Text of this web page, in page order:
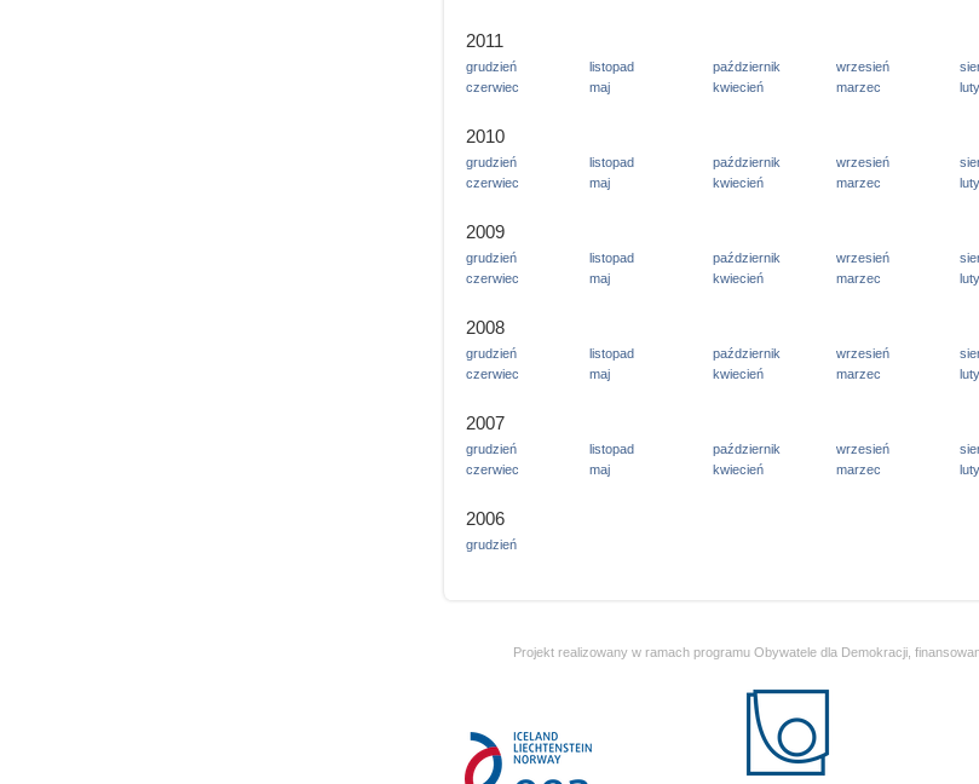
2011
grudzień listopad październik wrzesień
czerwiec
maj kwiecień marzec luty
2010
grudzień listopad październik wrzesień
czerwiec
maj kwiecień marzec luty
2009
grudzień listopad październik wrzesień
czerwiec
maj kwiecień marzec luty
2008
grudzień listopad październik wrzesień
czerwiec
maj kwiecień marzec luty
2007
grudzień listopad październik wrzesień
czerwiec
maj kwiecień marzec luty
2006
grudzień
Projekt realizowany w ramach programu Obywatele dla Demokracji,